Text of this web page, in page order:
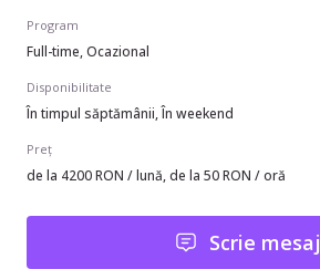
Program
Full-time, Ocazional
Disponibilitate
În timpul săptămânii, În weekend
Preț
de la 4200 RON / lună, de la 50 RON / oră
Scrie mesaj